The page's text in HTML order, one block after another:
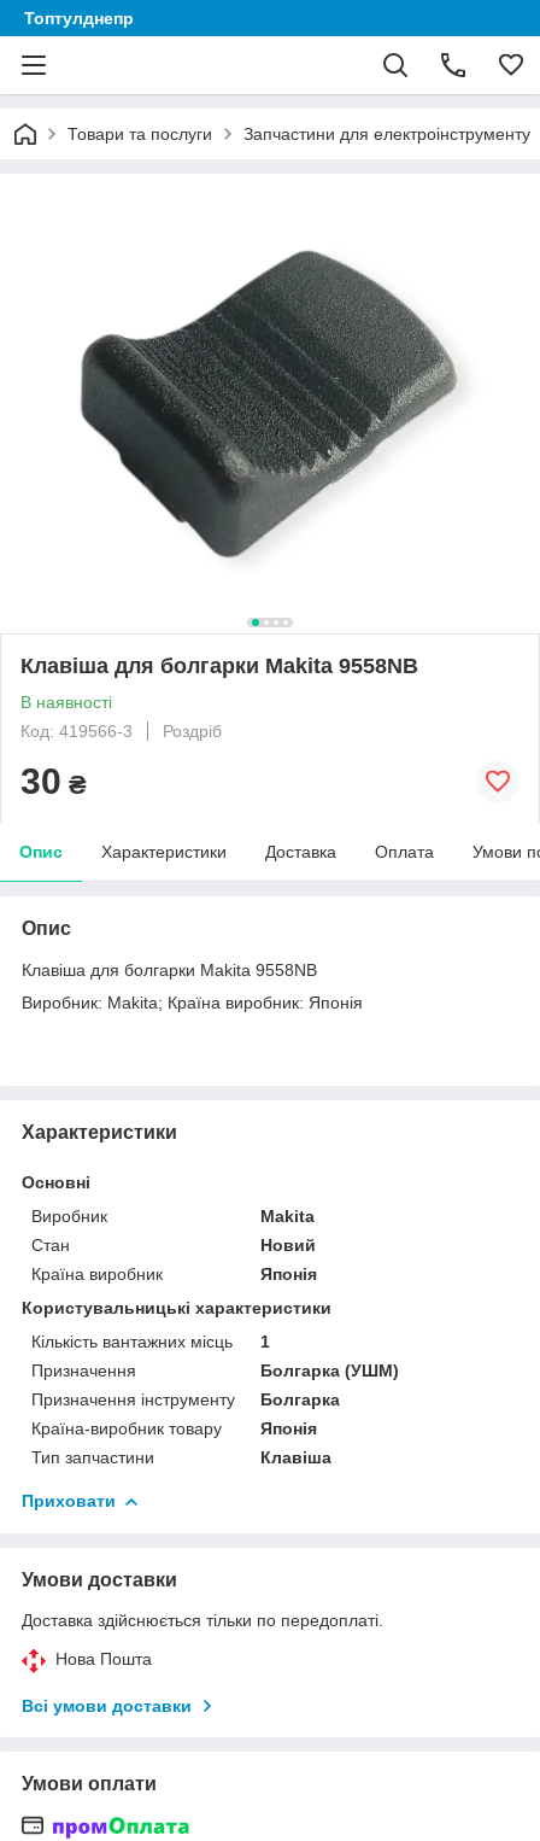
Топтулднепр
Товари та послуги Запчастини для електроінструменту
Клавіша для болгарки Makita 9558NB
В наявності
Код: 419566-3
Роздріб
30 ₴
Опис Характеристики Доставка Оплата Умови
Опис
Клавіша для болгарки Makita 9558NB
Виробник: Makita; Країна виробник: Японія
Характеристики
Основні
Виробник
Makita
Стан
Новий
Країна виробник
Японія
Користувальницькі характеристики
Кількість вантажних місць
1
Призначення
Болгарка (УШМ)
Призначення інструменту
Болгарка
Країна-виробник товару
Японія
Тип запчастини
Клавіша
Приховати
Умови доставки
Доставка здійснюється тільки по передоплаті.
Нова Пошта
Всі умови доставки
Умови оплати